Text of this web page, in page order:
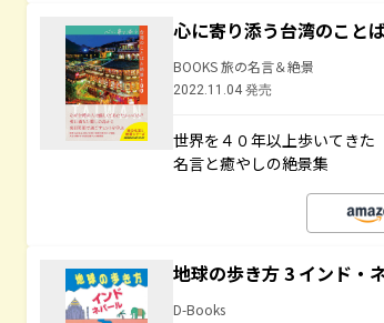
心に寄り添う台湾のこと
BOOKS 旅の名言＆絶景
2022.11.04 発売
世界を４０年以上歩いてきた
名言と癒やしの絶景集
地球の歩き方 3 インド・
D-Books